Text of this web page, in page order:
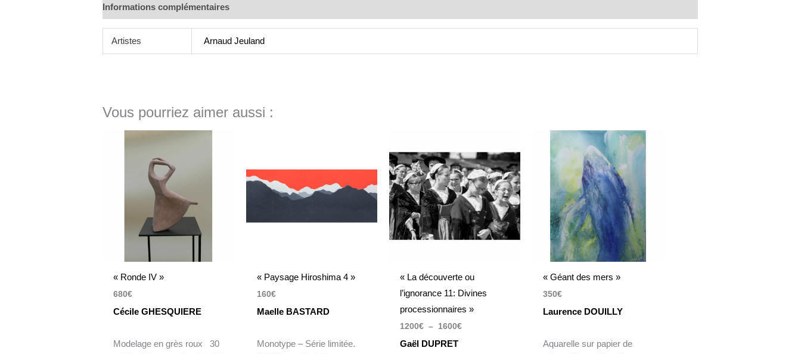
Informations complémentaires
Artistes Arnaud Jeuland
Vous pourriez aimer aussi :
« Ronde IV »
680€
Cécile GHESQUIERE
Modelage en grès roux 30
« Paysage Hiroshima 4 »
160€
Maelle BASTARD
Monotype – Série limitée.
« La découverte ou
l’ignorance 11: Divines
processionnaires »
1200€ – 1600€
prix :
1200€
à
1600€
Gaël DUPRET
« Géant des mers »
350€
Laurence DOUILLY
Aquarelle sur papier de